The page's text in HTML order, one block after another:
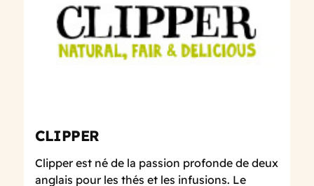
CLIPPER
Clipper est né de la passion profonde de deux
anglais pour les thés et les infusions. Le